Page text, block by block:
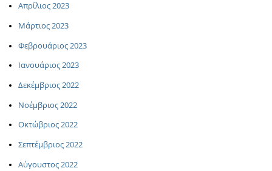
Απρίλιος 2023
Μάρτιος 2023
Φεβρουάριος 2023
Ιανουάριος 2023
Δεκέμβριος 2022
Νοέμβριος 2022
Οκτώβριος 2022
Σεπτέμβριος 2022
Αύγουστος 2022